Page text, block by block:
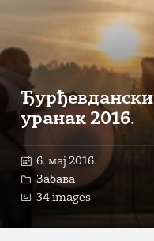
Ђурђевдански
уранак 2016.
6. мај 2016.
Забава
34 images